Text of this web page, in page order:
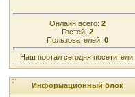
Онлайн всего: 2
Гостей: 2
Пользователей: 0
Наш портал сегодня посетители:
Информационный блок